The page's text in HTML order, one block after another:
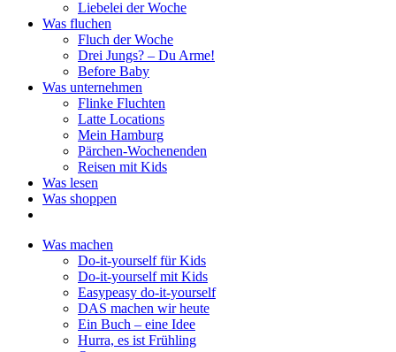
Liebelei der Woche
Was fluchen
Fluch der Woche
Drei Jungs? – Du Arme!
Before Baby
Was unternehmen
Flinke Fluchten
Latte Locations
Mein Hamburg
Pärchen-Wochenenden
Reisen mit Kids
Was lesen
Was shoppen
Was machen
Do-it-yourself für Kids
Do-it-yourself mit Kids
Easypeasy do-it-yourself
DAS machen wir heute
Ein Buch – eine Idee
Hurra, es ist Frühling